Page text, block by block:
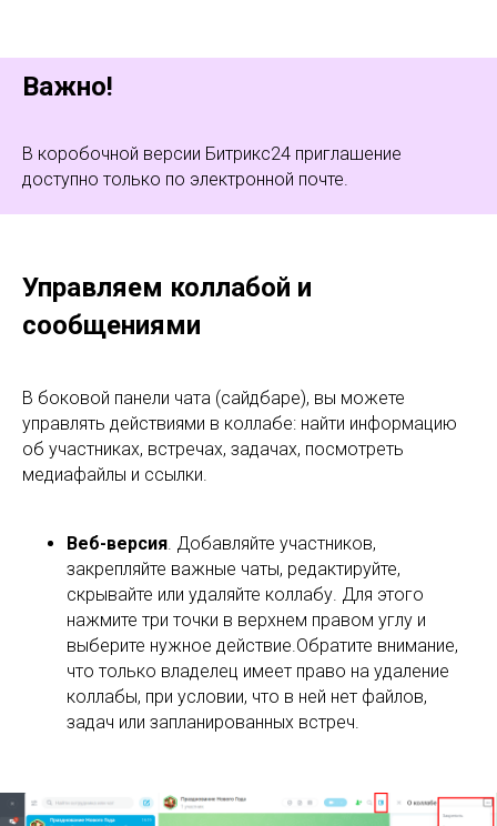
Важно!
В коробочной версии Битрикс24 приглашение
доступно только по электронной почте.
Управляем коллабой и
сообщениями
В боковой панели чата (сайдбаре), вы можете
управлять действиями в коллабе: найти информацию
об участниках, встречах, задачах, посмотреть
медиафайлы и ссылки.
Веб-версия. Добавляйте участников,
закрепляйте важные чаты, редактируйте,
скрывайте или удаляйте коллабу. Для этого
нажмите три точки в верхнем правом углу и
выберите нужное действие.Обратите внимание,
что только владелец имеет право на удаление
коллабы, при условии, что в ней нет файлов,
задач или запланированных встреч.